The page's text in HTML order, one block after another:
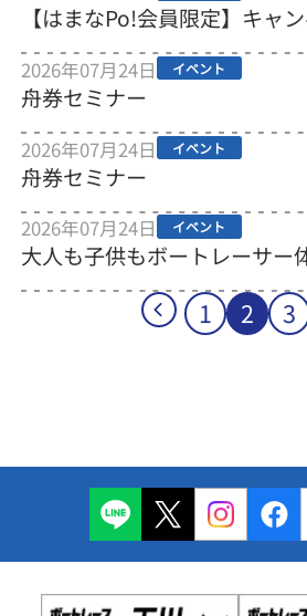
【はまなPo!会員限定】キャ
2026年07月24日 イベント
舟券セミナー
2026年07月24日 イベント
舟券セミナー
2026年07月24日 イベント
大人も子供もボートレーサー
1 2 3